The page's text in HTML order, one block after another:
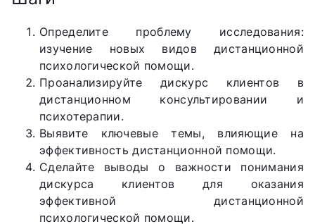
Определите проблему исследования:
изучение новых видов дистанционной
психологической помощи.
Проанализируйте дискурс клиентов в
дистанционном консультировании и
психотерапии.
Выявите ключевые темы, влияющие на
эффективность дистанционной помощи.
Сделайте выводы о важности понимания
дискурса клиентов для оказания
эффективной дистанционной
психологической помощи.